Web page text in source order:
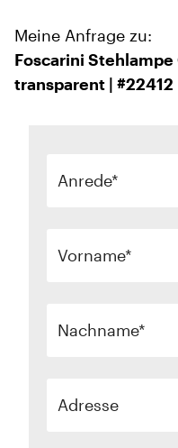
Meine Anfrage zu:
Foscarini
transparent | #22412
Anrede
Vorname
Nachname
Adresse